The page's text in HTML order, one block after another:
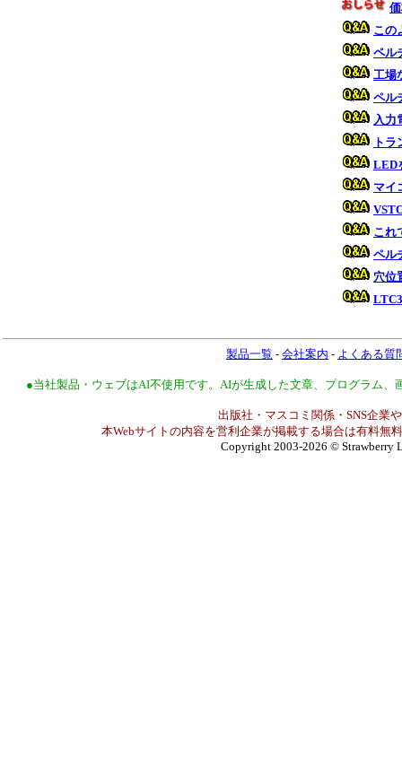
この
ペル
工場
ペル
入力
ト
LED
マイ
これ
ペル
穴位
製品一覧 - 会社案内 - よくある質
●当社製品・ウェブはAI不使用です。AIが生成した文章、プログラム
出版社・マスコミ関係・SNS企業
本Webサイトの内容を営利企業が掲載する場合は有料無
Copyright 2003-2026 © Strawberry